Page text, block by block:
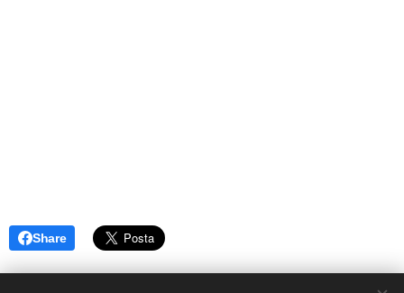
Share